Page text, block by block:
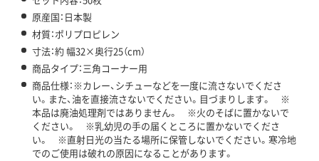
原産国：日本製
材質：ポリプロピレン
寸法：約 幅32×奥行25（cm）
商品タイプ：三角コーナー用
商品仕様：※カレー、シチューなどを一度に流さないでくださ
い。また、油を直接流さないでください。目づまりします。 ※
本品は廃油処理剤ではありません。 ※火のそばに置かないで
ください。 ※乳幼児の手の届くところに置かないでくださ
い。 ※直射日光の当たる場所に保管しないでください。寒冷地
でのご使用は破れの原因になることがあります。